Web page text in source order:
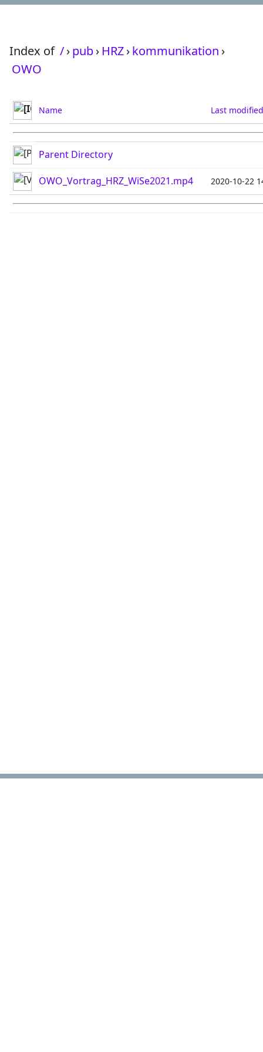
Index of /›pub› HRZ›kommunikation ›
OWO
Name Last modified
Parent Directory
OWO_Vortrag_HRZ_WiSe2021.mp4 2020-10-22